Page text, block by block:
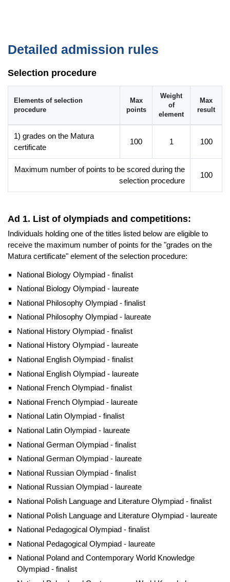
Sporządzanie diagnozy psychopedagogicznej.
Projektowanie i prowadzenie zajęć z grupą osób w różnym
w placówkach opiekuńczo-wychowawczych.
Korygowanie zaburzeń w rozwoju.
czynności opiekuńczych i wychowawczych.
Career prospects
Absolwent specjalnościpedagogika opiekuńczo-
jest przygotowany do pracy z osobami,
środowisk dysfunkcyjnych (np. w świetlicach
socjoterapeutycznych).
W programie studiów I stopnia na kierunku pedagogika
udokumentowana jest realizacja przygotowania
pedagogicznego, przy czym uzyskanie uprawnień związanych
z przygotowaniem pedagogicznym jest możliwe pod warunkiem
kontynuacji przez studenta przygotowania merytorycznego, tj.
ukończenia studiów II stopnia na kierunku pedagogika (zgodnie
z Rozporządzeniem MNiSW z dn. 25 lipca 2019 r. w sprawie
standardu przygotowującego do wykonywania zawodu
nauczyciela (Dz. U. z 2021 poz. 890 t. j. z późn. zm.).
Możliwe stanowiska pracy
Wychowawca w placówkach wsparcia dziennego
(świetlicach: socjoterapeutycznych, środowiskowych;
stowarzyszeń działających na rzecz dzieci, młodzieży i
rodzin.
Additional information
Faculty website of the programme
Detailed admission rules
Selection procedure
Elements of selection
procedure
Max
points
Weight
of
element
Max
result
1) grades on the Matura
certificate
100 1 100
Maximum number of points to be scored during the
selection procedure
100
Ad 1. List of olympiads and competitions:
Individuals holding one of the titles listed below are eligible to
receive the maximum number of points for the "grades on the
Matura certificate" element of the selection procedure:
National Biology Olympiad - finalist
National Biology Olympiad - laureate
National Philosophy Olympiad - finalist
National Philosophy Olympiad - laureate
National History Olympiad - finalist
National History Olympiad - laureate
National English Olympiad - finalist
National English Olympiad - laureate
National French Olympiad - finalist
National French Olympiad - laureate
National Latin Olympiad - finalist
National Latin Olympiad - laureate
National German Olympiad - finalist
National German Olympiad - laureate
National Russian Olympiad - finalist
National Russian Olympiad - laureate
National Polish Language and Literature Olympiad - finalist
National Polish Language and Literature Olympiad - laureate
National Pedagogical Olympiad - finalist
National Pedagogical Olympiad - laureate
National Poland and Contemporary World Knowledge
Olympiad - finalist